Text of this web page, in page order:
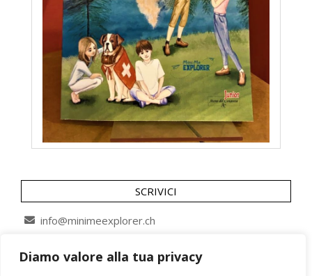
Diamo valore alla tua privacy
SCRIVICI
info@minimeexplorer.ch